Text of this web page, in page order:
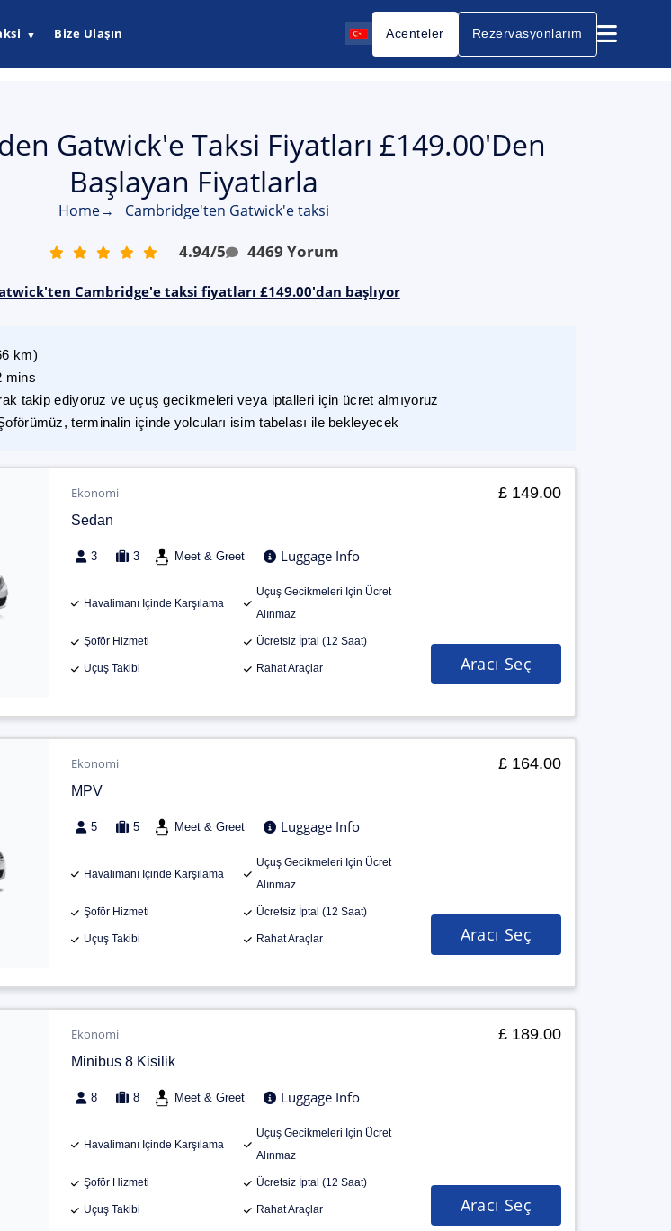
▼ Bize Ulaşın Acenteler Rezervasyonlarım
Gatwick'e Taksi Fiyatları £149.00'den
Başlayan Fiyatlarla
Home→ Cambridge'ten Gatwick'e taksi
4.94/5 4469 Yorum
Cambridge'e taksi fiyatları £149.00'dan başlıyor
km)
mins
takip ediyoruz ve uçuş gecikmeleri veya iptalleri için ücret almıyoruz
terminalin içinde yolcuları isim tabelası ile bekleyecek
Ekonomi
Sedan
3 3 Meet & Greet Luggage Info
Havalimanı Içinde Karşılama
Uçuş Gecikmeleri Için Ücret
Alınmaz
Şoför Hizmeti Ücretsiz İptal (12 Saat)
Uçuş Takibi Rahat Araçlar
£ 149.00
Aracı Seç
Ekonomi
MPV
5 5 Meet & Greet Luggage Info
Havalimanı Içinde Karşılama
Uçuş Gecikmeleri Için Ücret
Alınmaz
Şoför Hizmeti Ücretsiz İptal (12 Saat)
Uçuş Takibi Rahat Araçlar
£ 164.00
Aracı Seç
Ekonomi
Minibus 8 Kisilik
8 8 Meet & Greet Luggage Info
Havalimanı Içinde Karşılama
Uçuş Gecikmeleri Için Ücret
Alınmaz
Şoför Hizmeti Ücretsiz İptal (12 Saat)
Uçuş Takibi Rahat Araçlar
£ 189.00
Aracı Seç